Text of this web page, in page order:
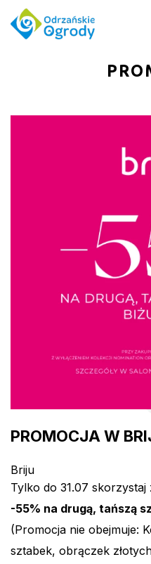
PROMOCJA W
Briju
Tylko do 31.07 skorzystaj
-55% na drugą, tańszą
(Promocja nie obejmuje:
sztabek, obrączek